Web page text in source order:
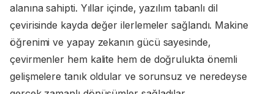
alanına sahipti. Yıllar içinde, yazılım tabanlı dil
çevirisinde kayda değer ilerlemeler sağlandı. Makine
öğrenimi ve yapay zekanın gücü sayesinde,
çevirmenler hem kalite hem de doğrulukta önemli
gelişmelere tanık oldular ve sorunsuz ve neredeyse